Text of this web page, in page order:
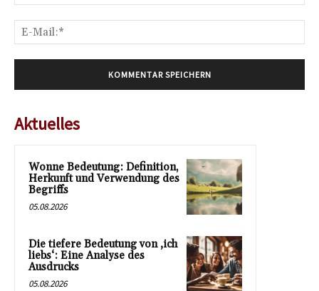
Aktuelles
Wonne Bedeutung: Definition,
Herkunft und Verwendung des
Begriffs
05.08.2026
Die tiefere Bedeutung von ‚ich
liebs‘: Eine Analyse des
Ausdrucks
05.08.2026